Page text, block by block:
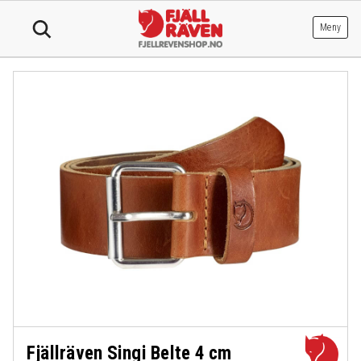
Meny
Fjällräven Singi Belte 4 cm